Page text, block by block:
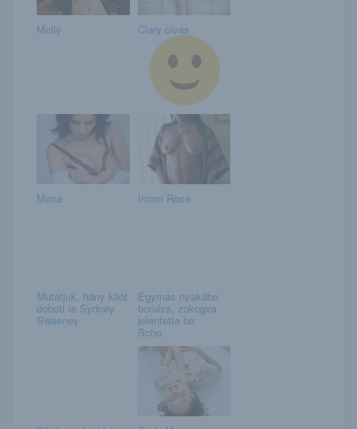
Molly Clary olvas
Mona Imani Rose
Mutatjuk, hány kilót
dobott le Sydney
Sweeney
Egymás nyakába
borulva, zokogva
jelentette be
Scho...